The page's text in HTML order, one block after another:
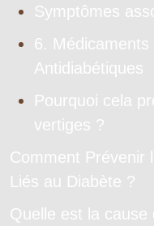
Symptômes
6. Médicaments
Antidiabétiques
Pourquoi cela
vertiges ?
Comment Prévenir
Liés au Diabète ?
Quelle est la cause